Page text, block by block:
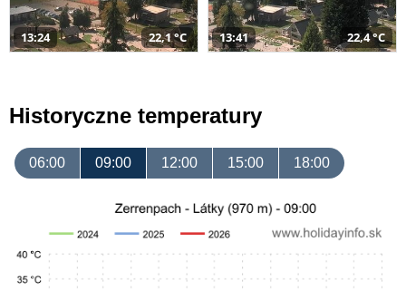
13:24 22,1 °C 13:41 22,4 °C
Historyczne temperatury
06:00 09:00 12:00 15:00 18:00